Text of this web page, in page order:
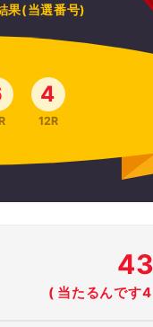
果(当選番号)
4
12R
( 当たるんです